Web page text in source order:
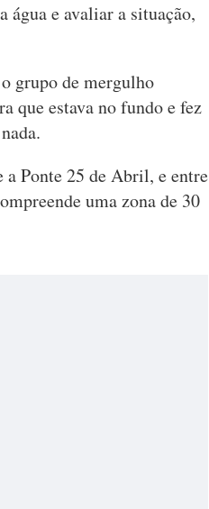
água e avaliar a situação,
grupo de mergulho
que estava no fundo e fez
a Ponte 25 de Abril, e entre
uma zona de 30